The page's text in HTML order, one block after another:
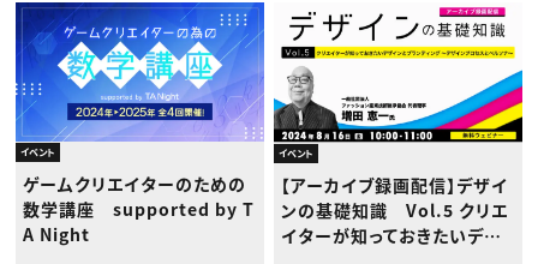
イベント
ゲームクリエイターのための
数学講座 supported by T
A Night
イベント
【アーカイブ録画配信】デザイ
ンの基礎知識 Vol.5 クリエ
イターが知っておきたいデザ